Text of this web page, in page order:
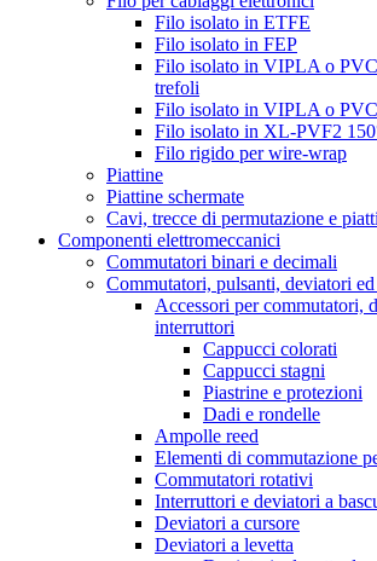
Filo isolato in ETFE
Filo isolato in FEP
Filo isolato in VIPLA o
trefoli
Filo isolato in VIPLA o
Filo isolato in XL-PVF2
Filo rigido per wire-wrap
Piattine
Piattine schermate
Cavi, trecce di permutazione e
Componenti elettromeccanici
Commutatori binari e decimali
Commutatori, pulsanti, deviatori
Accessori per commutatori,
interruttori
Cappucci colorati
Cappucci stagni
Piastrine e protezioni
Dadi e rondelle
Ampolle reed
Elementi di commutazione
Commutatori rotativi
Interruttori e deviatori a
Deviatori a cursore
Deviatori a levetta